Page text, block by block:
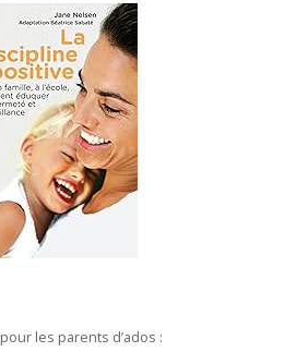
les parents d’ados :